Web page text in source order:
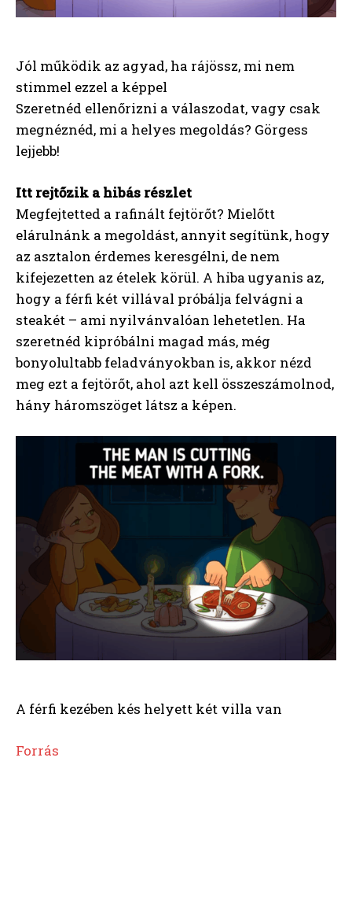
Jól működik az agyad, ha rájössz, mi nem
stimmel ezzel a képpel
Szeretnéd ellenőrizni a válaszodat, vagy csak
megnéznéd, mi a helyes megoldás? Görgess
lejjebb!
Itt rejtőzik a hibás részlet
Megfejtetted a rafinált fejtörőt? Mielőtt
elárulnánk a megoldást, annyit segítünk, hogy
az asztalon érdemes keresgélni, de nem
kifejezetten az ételek körül. A hiba ugyanis az,
hogy a férfi két villával próbálja felvágni a
steakét – ami nyilvánvalóan lehetetlen. Ha
szeretnéd kipróbálni magad más, még
bonyolultabb feladványokban is, akkor nézd
meg ezt a fejtörőt, ahol azt kell összeszámolnod,
hány háromszöget látsz a képen.
A férfi kezében kés helyett két villa van
Forrás